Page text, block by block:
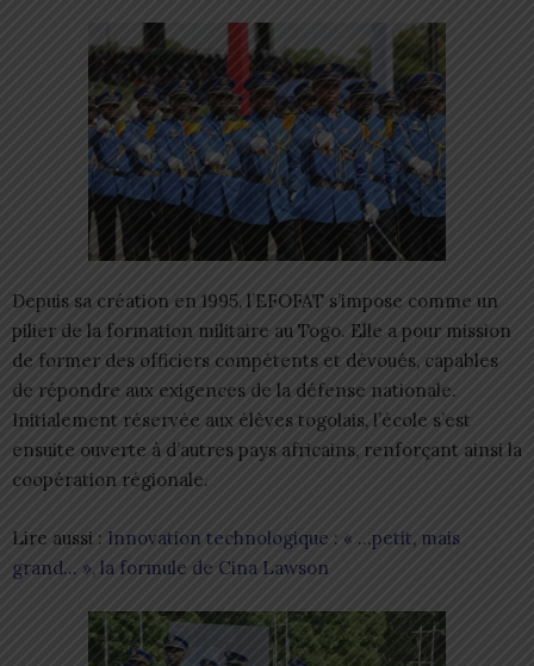
Depuis sa création en 1995, l’EFOFAT s’impose comme un
pilier de la formation militaire au Togo. Elle a pour mission
de former des officiers compétents et dévoués, capables
de répondre aux exigences de la défense nationale.
Initialement réservée aux élèves togolais, l’école s’est
ensuite ouverte à d’autres pays africains, renforçant ainsi la
coopération régionale.
Lire aussi : Innovation technologique : « …petit, mais
grand… », la formule de Cina Lawson